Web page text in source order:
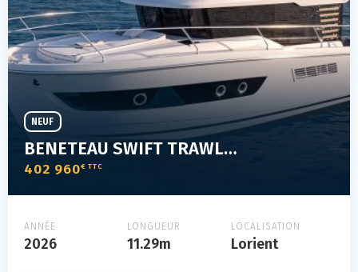
BENETEAU SWIFT TRAWLER 37 FLY
402 960€ TTC
NEUF
ANNÉE
2026
LONGUEUR
11.29m
LOCALISATION
Lorient